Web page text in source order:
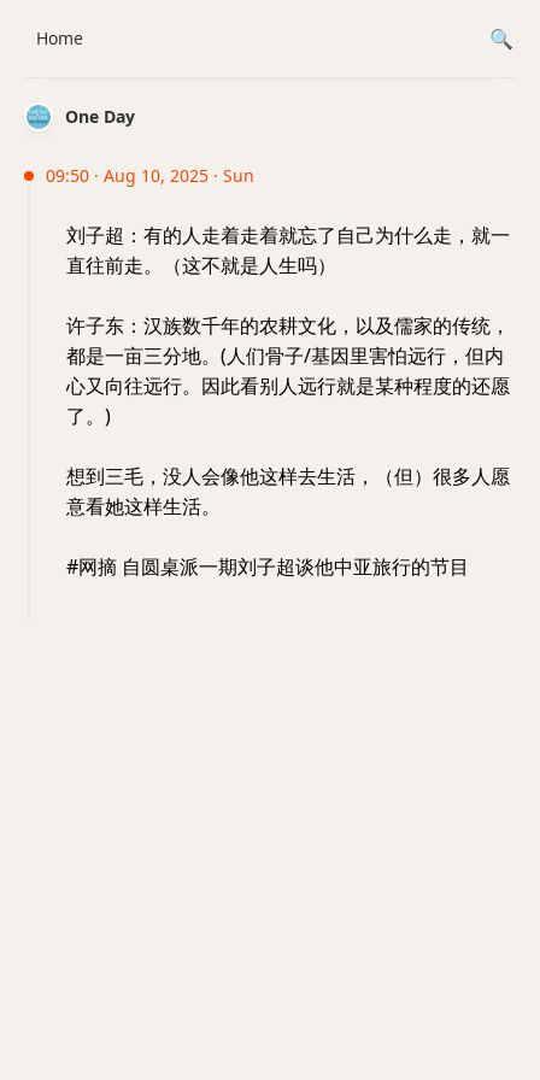
One Day
09:50 · Aug 10, 2025 · Sun
刘子超：有的人走着走着就忘了自己为什么走，就一
直往前走。（这不就是人生吗）
许子东：汉族数千年的农耕文化，以及儒家的传统，
都是一亩三分地。(人们骨子/基因里害怕远行，但内
心又向往远行。因此看别人远行就是某种程度的还愿
了。)
想到三毛，没人会像他这样去生活，（但）很多人愿
意看她这样生活。
#网摘 自圆桌派一期刘子超谈他中亚旅行的节目
Home